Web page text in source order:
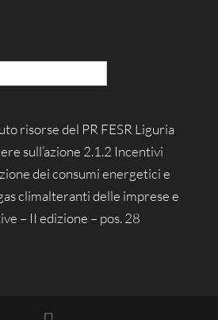
risorse del PR FESR Liguria
sull’azione 2.1.2 Incentivi
dei consumi energetici e
climalteranti delle imprese e
– II edizione – pos. 28